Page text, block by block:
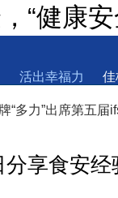
“健康
活出幸福力 佳
“多力”出席第五届
享食安经